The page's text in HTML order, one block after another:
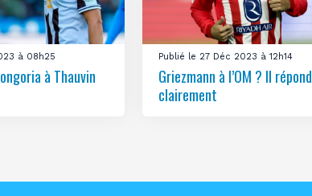
à 08h25
à Thauvin
Publié le 27 Déc 2023 à 12h14
Griezmann à l’OM ? Il répond
clairement